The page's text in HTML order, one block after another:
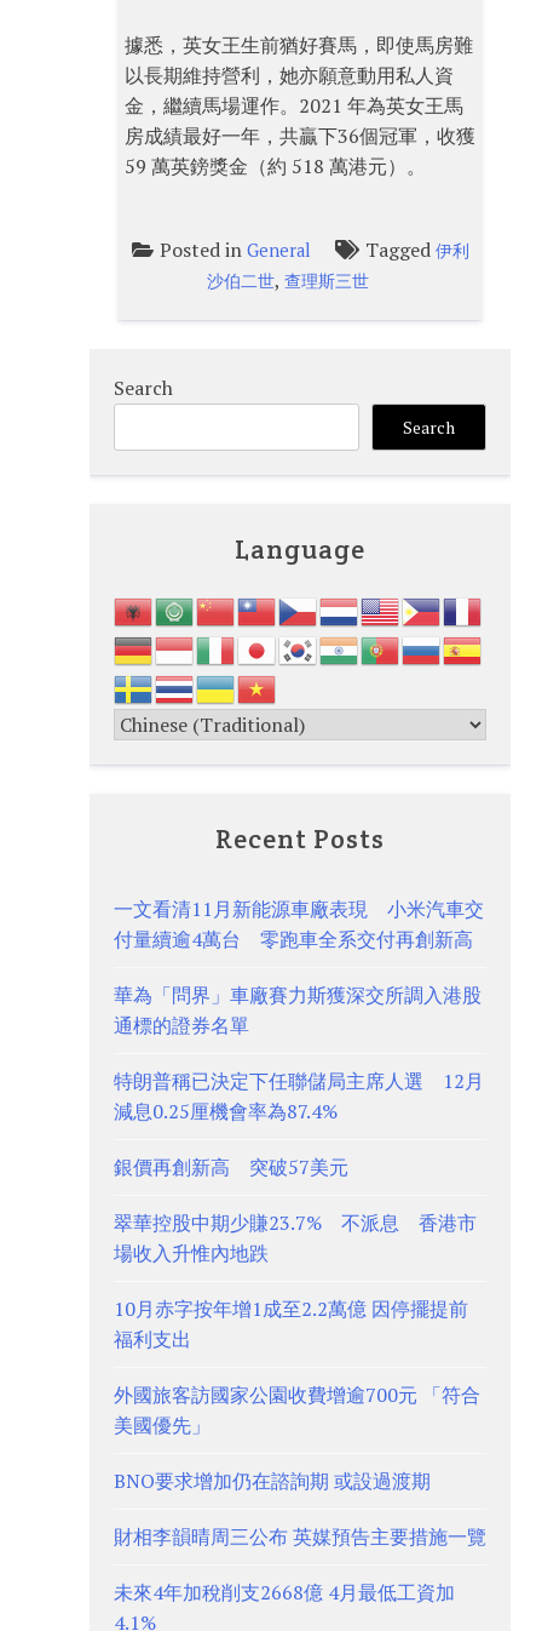
據悉，英女王生前猶好賽馬，即使馬房難
以長期維持營利，她亦願意動用私人資
金，繼續馬場運作。2021 年為英女王馬
房成績最好一年，共贏下36個冠軍，收獲
59 萬英鎊獎金（約 518 萬港元）。
Posted in General Tagged 伊利
沙伯二世,查理斯三世
Search
Search
Language
Recent Posts
一文看清11月新能源車廠表現 小米汽車交
付量續逾4萬台 零跑車全系交付再創新高
華為「問界」車廠賽力斯獲深交所調入港股
通標的證券名單
特朗普稱已決定下任聯儲局主席人選 12月
減息0.25厘機會率為87.4%
銀價再創新高 突破57美元
翠華控股中期少賺23.7% 不派息 香港市
場收入升惟內地跌
10月赤字按年增1成至2.2萬億 因停擺提前
福利支出
外國旅客訪國家公園收費增逾700元 「符合
美國優先」
BNO要求增加仍在諮詢期 或設過渡期
財相李韻晴周三公布 英媒預告主要措施一覽
未來4年加稅削支2668億 4月最低工資加
4.1%